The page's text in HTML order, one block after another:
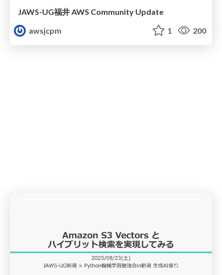
JAWS-UG福井 AWS Community Update
awsjcpm
1 200